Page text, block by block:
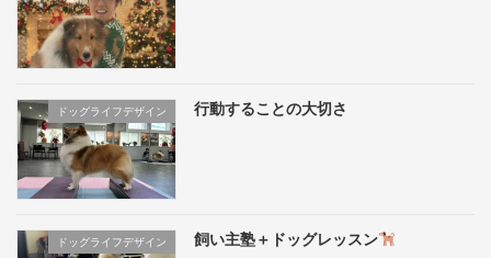
ドッグライフデザイン 行動することの大切さ
ドッグライフデザイン 飼い主塾＋ドッグレッスン